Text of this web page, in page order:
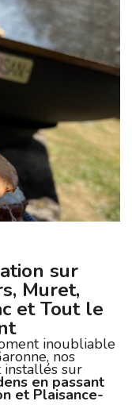
sur
Muret,
et Tout le
inoubliable
nos
installés sur
en passant
et Plaisance-